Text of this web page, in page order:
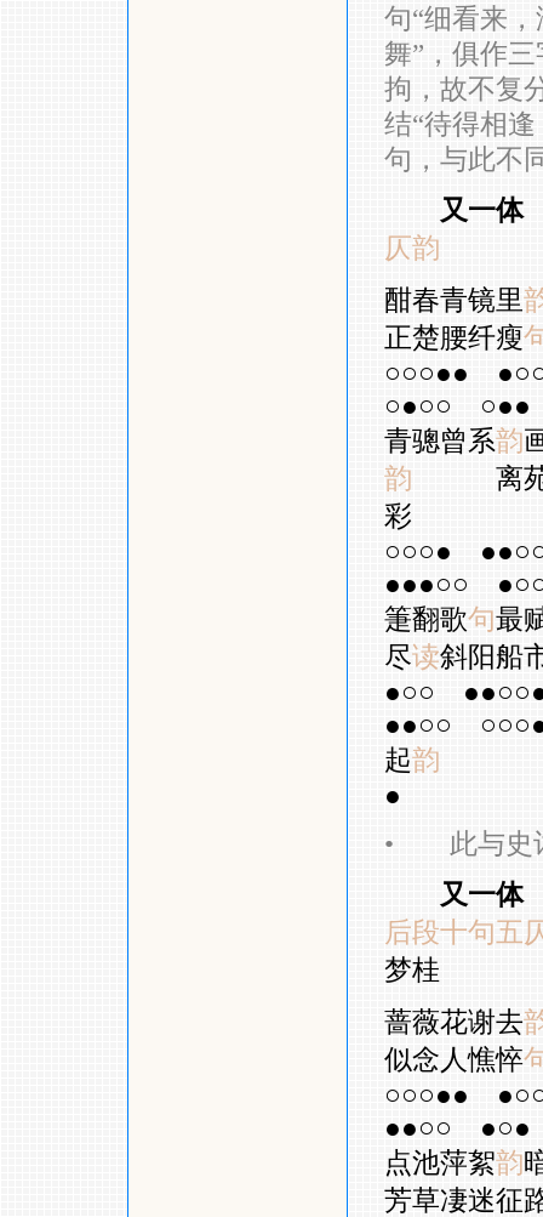
句“细看来
舞”，俱作
拘，故不复
结“待得相
句，与此不
又一体
仄韵
酣春青镜里
正楚腰纤瘦
○○○●●
○●○○
○●●
青骢曾系韵
韵 离苑
彩
○○○●
●●●○○
箑翻歌句最
尽读斜阳船
●○○
●●○○
起韵
●
• 此与史词
又一体
后段十句五
梦桂
蔷薇花谢去
似念人憔悴
○○○●●
●●○○
●○●
点池萍絮韵
芳草凄迷征